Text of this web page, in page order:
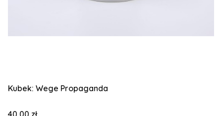
Kubek: Wege Propaganda
Cena
40,00 zł